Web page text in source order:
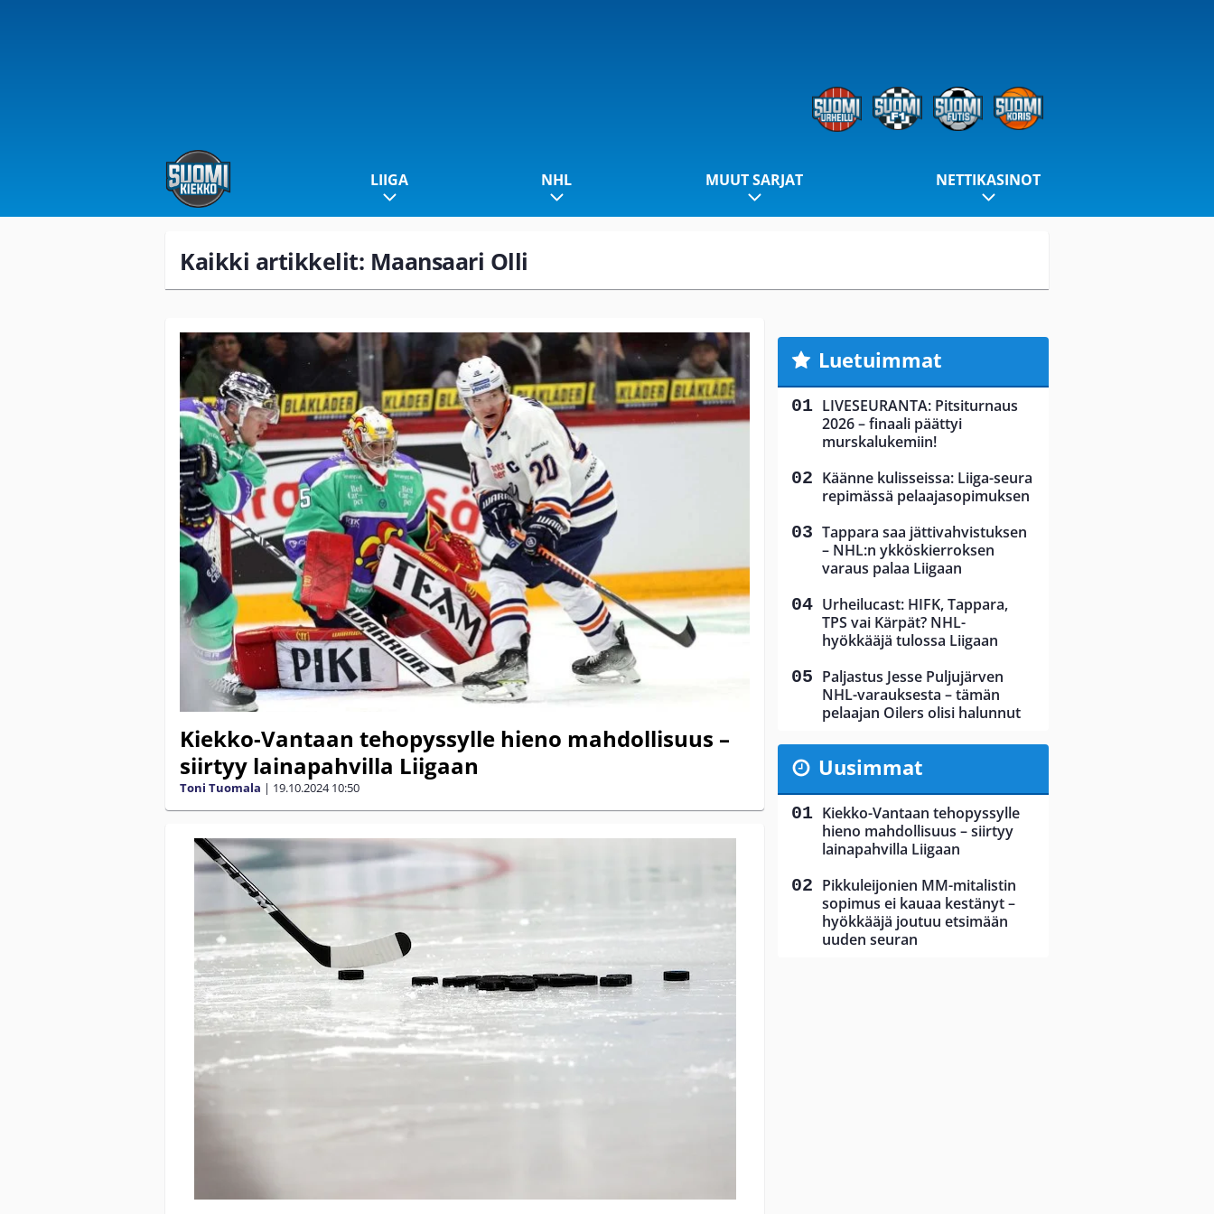
LIIGA NHL MUUT SARJAT NETTIKASINOT
Kaikki artikkelit: Maansaari Olli
Kiekko-Vantaan tehopyssylle hieno mahdollisuus –
siirtyy lainapahvilla Liigaan
Toni Tuomala | 19.10.2024 10:50
Luetuimmat
LIVESEURANTA: Pitsiturnaus
2026 – finaali päättyi
murskalukemiin!
Käänne kulisseissa: Liiga-seura
repimässä pelaajasopimuksen
Tappara saa jättivahvistuksen
– NHL:n ykköskierroksen
varaus palaa Liigaan
Urheilucast: HIFK, Tappara,
TPS vai Kärpät? NHL-
hyökkääjä tulossa Liigaan
Paljastus Jesse Puljujärven
NHL-varauksesta – tämän
pelaajan Oilers olisi halunnut
Uusimmat
Kiekko-Vantaan tehopyssylle
hieno mahdollisuus – siirtyy
lainapahvilla Liigaan
Pikkuleijonien MM-mitalistin
sopimus ei kauaa kestänyt –
hyökkääjä joutuu etsimään
uuden seuran